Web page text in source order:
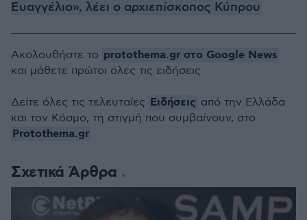
Ευαγγέλιο», λέει ο αρχιεπίσκοπος Κύπρου
Σχετικά Άρθρα
Ακολουθήστε το protothema.gr στο Google News
και μάθετε πρώτοι όλες τις ειδήσεις
Δείτε όλες τις τελευταίες Ειδήσεις από την Ελλάδα
και τον Κόσμο, τη στιγμή που συμβαίνουν, στο
Protothema.gr